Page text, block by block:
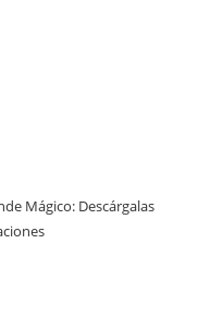
Mágico: Descárgalas